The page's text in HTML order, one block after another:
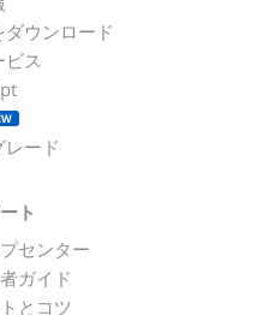
ダウンロード
ス
レード
ト
センター
ガイド
とコツ